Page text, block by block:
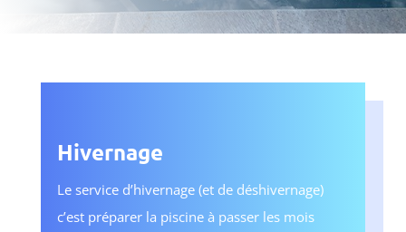
Hivernage
Le service d’hivernage (et de déshivernage)
c’est préparer la piscine à passer les mois